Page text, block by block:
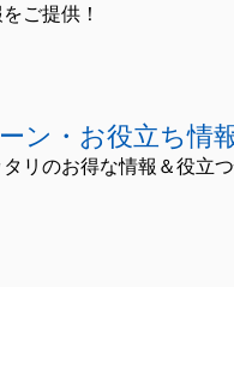
ご提供！
ン・お役立ち情
リのお得な情報＆役立